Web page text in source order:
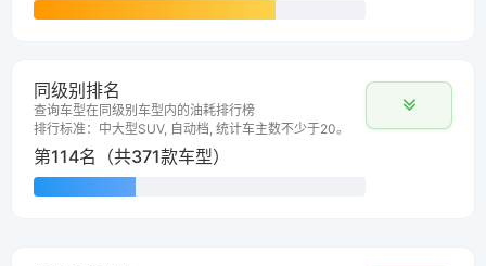
同级别排名
查询车型在同级别车型内的油耗排行榜
排行标准：中大型SUV, 自动档, 统计车主数不少于20。
第114名（共371款车型）